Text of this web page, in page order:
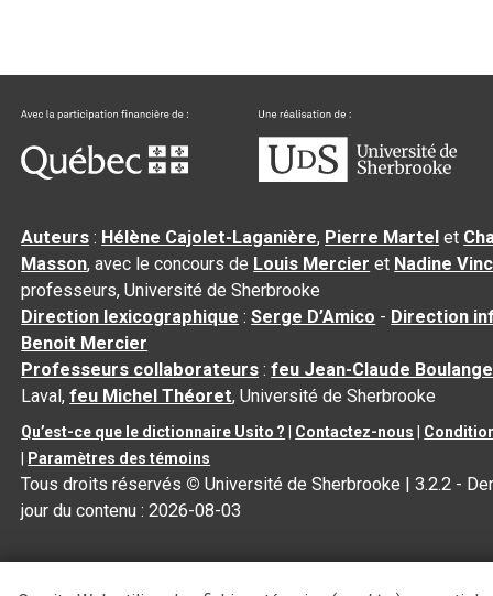
Auteurs : Hélène Cajolet-Laganière, Pierre Martel et
Masson, avec le concours de Louis Mercier et Nadine
professeurs, Université de Sherbrooke
Direction lexicographique :Serge D’Amico - Direction
Benoit Mercier
Professeurs collaborateurs :feu Jean-Claude
Laval,feu Michel Théoret, Université de Sherbrooke
Qu’est-ce que le dictionnaire Usito ? Contactez-nous
Paramètres des témoins
Tous droits réservés © Université de Sherbrooke |3.2.2 -
jour du contenu :2026-08-03